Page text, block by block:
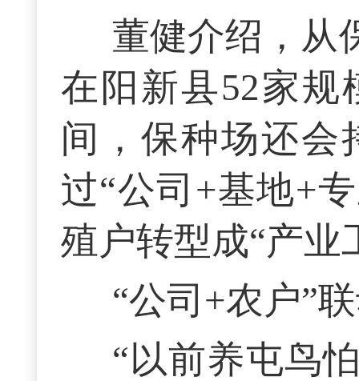
董健介绍，从
在阳新县52家规
间，保种场还会
过“公司+基地+
殖户转型成“产业
“公司+农户”
“以前养屯鸟